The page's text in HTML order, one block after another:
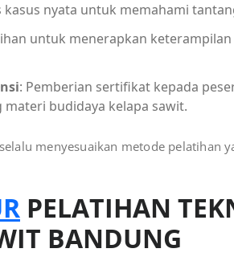
kasus nyata untuk memahami
untuk menerapkan
: Pemberian sertifikat kepada
budidaya kelapa sawit.
menyesuaikan metode pelatihan
PELATIHAN
BANDUNG